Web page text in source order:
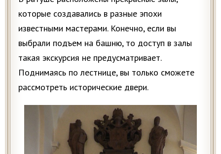
которые создавались в разные эпохи
известными мастерами. Конечно, если вы
выбрали подъем на башню, то доступ в залы
такая экскурсия не предусматривает.
Поднимаясь по лестнице, вы только сможете
рассмотреть исторические двери.